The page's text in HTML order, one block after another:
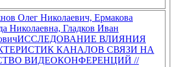
Олег Николаевич, Ермакова
Николаевна, Гладков Иван
ВЛИЯНИЯ
КАНАЛОВ СВЯЗИ НА
ВИДЕОКОНФЕРЕНЦИЙ //